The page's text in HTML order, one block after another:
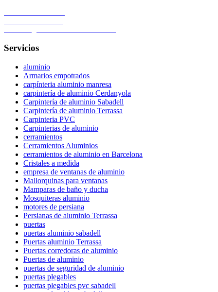
Servicios
aluminio
Armarios empotrados
carpínteria aluminio manresa
carpintería de aluminio Cerdanyola
Carpintería de aluminio Sabadell
Carpintería de aluminio Terrassa
Carpinteria PVC
Carpinterias de aluminio
cerramientos
Cerramientos Aluminios
cerramientos de aluminio en Barcelona
Cristales a medida
empresa de ventanas de aluminio
Mallorquinas para ventanas
Mamparas de baño y ducha
Mosquiteras aluminio
motores de persiana
Persianas de aluminio Terrassa
puertas
puertas aluminio sabadell
Puertas aluminio Terrassa
Puertas corredoras de aluminio
Puertas de aluminio
puertas de seguridad de aluminio
puertas plegables
puertas plegables pvc sabadell